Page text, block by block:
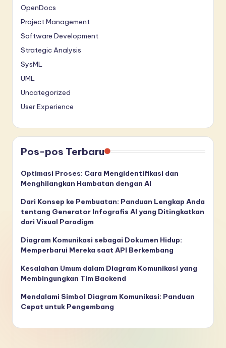
OpenDocs
Project Management
Software Development
Strategic Analysis
SysML
UML
Uncategorized
User Experience
Pos-pos Terbaru
Optimasi Proses: Cara Mengidentifikasi dan
Menghilangkan Hambatan dengan AI
Dari Konsep ke Pembuatan: Panduan Lengkap Anda
tentang Generator Infografis AI yang Ditingkatkan
dari Visual Paradigm
Diagram Komunikasi sebagai Dokumen Hidup:
Memperbarui Mereka saat API Berkembang
Kesalahan Umum dalam Diagram Komunikasi yang
Membingungkan Tim Backend
Mendalami Simbol Diagram Komunikasi: Panduan
Cepat untuk Pengembang